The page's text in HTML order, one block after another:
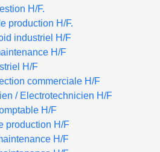
H/F.
production H/F.
industriel H/F
H/F
H/F
commerciale H/F
/ Electrotechnicien H/F
H/F
production H/F
H/F